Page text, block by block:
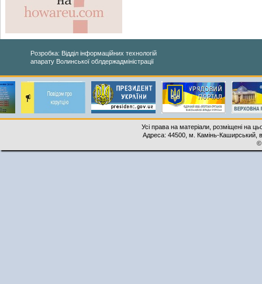
Розробка: Відділ інформаційних технологій
апарату Волинської облдержадміністрації
Усі права на матеріали, розміщені на
Адреса: 44500, м. Камінь-Каширський,
©